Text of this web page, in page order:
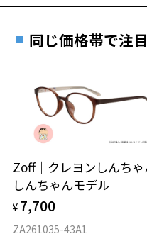
10.7g
※着脱式サングラス：デモレンズ、
タイプ
材質
す。
実店舗で度数を測定いただ
お近くのZoff実店舗にて度
その際は記入用紙をダウン
同じ価格帯で注
Zoff｜クレヨンしんち
しんちゃんモデル
¥ 7,700
ZA261035-43A1